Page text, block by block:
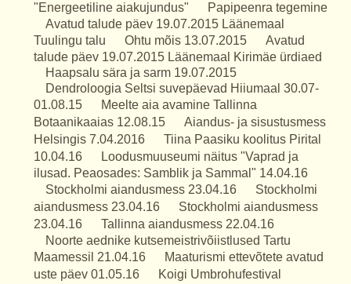
"Energeetiline aiakujundus"
Papipeenra tegemine
Avatud talude päev 19.07.2015 Läänemaal
Tuulingu talu
Ohtu mõis 13.07.2015
Avatud
talude päev 19.07.2015 Läänemaal Kirimäe ürdiaed
Haapsalu sära ja sarm 19.07.2015
Dendroloogia Seltsi suvepäevad Hiiumaal 30.07-
01.08.15
Meelte aia avamine Tallinna
Botaanikaaias 12.08.15
Aiandus- ja sisustusmess
Helsingis 7.04.2016
Tiina Paasiku koolitus Pirital
10.04.16
Loodusmuuseumi näitus "Vaprad ja
ilusad. Peaosades: Samblik ja Sammal" 14.04.16
Stockholmi aiandusmess 23.04.16
Stockholmi
aiandusmess 23.04.16
Stockholmi aiandusmess
23.04.16
Tallinna aiandusmess 22.04.16
Noorte aednike kutsemeistrivõiistlused Tartu
Maamessil 21.04.16
Maaturismi ettevõtete avatud
uste päev 01.05.16
Koigi Umbrohufestival